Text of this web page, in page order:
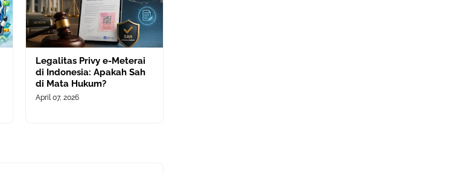
Legalitas Privy e-Meterai
di Indonesia: Apakah Sah
di Mata Hukum?
April 07, 2026